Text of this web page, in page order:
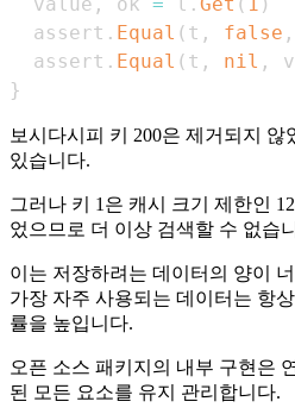
  assert
. Equal ( t , false ,
  assert
. Equal ( t , nil ,
}
보시다시피 키 200은 제거되지
있습니다.
그러나 키 1은 캐시 크기 제한인
었으므로 더 이상 검색할 수 없습
이는 저장하려는 데이터의 양이
가장 자주 사용되는 데이터는 항
률을 높입니다.
오픈 소스 패키지의 내부 구현은
된 모든 요소를 유지 관리합니다.